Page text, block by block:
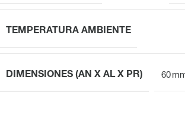
TEMPERATURA AMBIENTE
DIMENSIONES (AN X AL X PR) 60